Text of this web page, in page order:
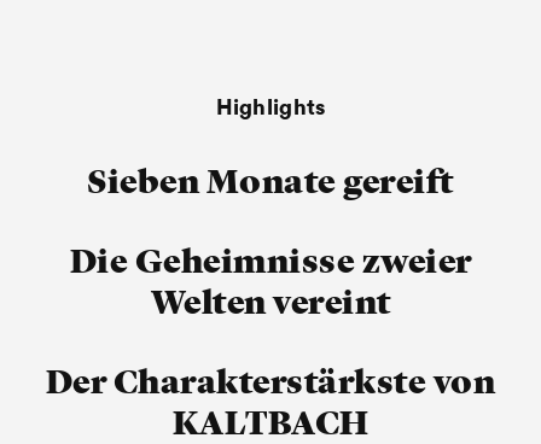
Highlights
Sieben Monate gereift
Die Geheimnisse zweier
Welten vereint
Der Charakterstärkste von
KALTBACH